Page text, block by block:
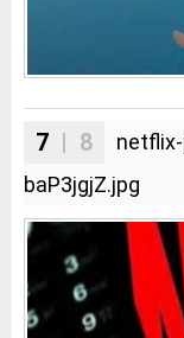
7 | 8
baP3jgjZ.jpg